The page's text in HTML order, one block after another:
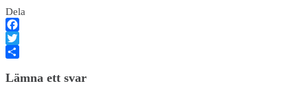
Dela
Facebook
Twitter
Lämna ett svar